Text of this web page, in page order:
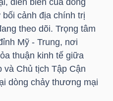
cảnh địa chính trị
theo dõi. Trọng tâm
Mỹ - Trung, nơi
thuận kinh tế giữa
và Chủ tịch Tập Cận
dòng chảy thương mại